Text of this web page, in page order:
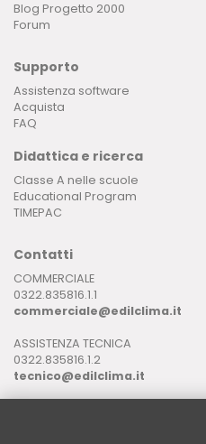
Blog Progetto 2000
Forum
Supporto
Assistenza software
Acquista
FAQ
Didattica e ricerca
Classe A nelle scuole
Educational Program
TIMEPAC
Contatti
COMMERCIALE
0322.835816.1.1
commerciale@edilclima.it
ASSISTENZA TECNICA
0322.835816.1.2
tecnico@edilclima.it